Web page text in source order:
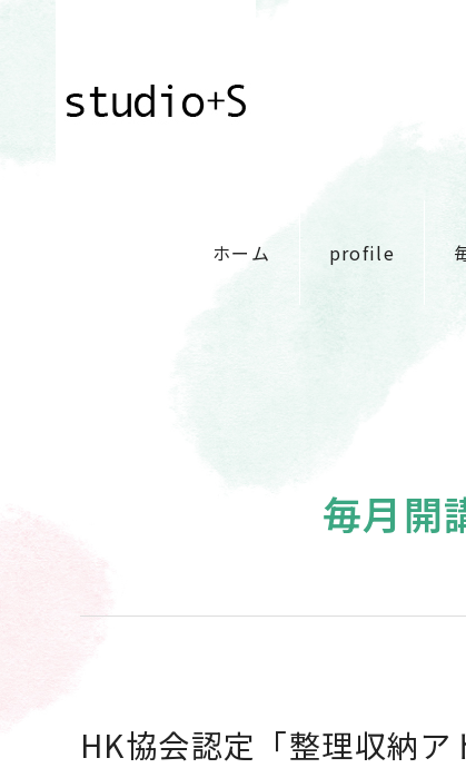
ホーム profile
毎月開
HK協会認定「整理収納